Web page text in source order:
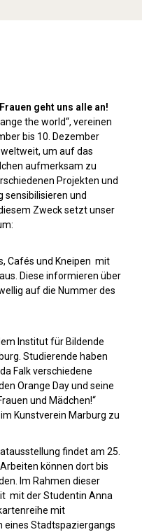
geht uns alle an!
the world“, vereinen
bis 10. Dezember
um auf das
aufmerksam zu
Projekten und
und
Zweck setzt unser
Cafés und Kneipen mit
Diese informieren über
auf die Nummer des
Institut für Bildende
Studierende haben
Falk verschiedene
Orange Day und seine
und Mädchen!“
Kunstverein Marburg zu
findet am 25.
können dort bis
Im Rahmen dieser
mit der Studentin Anna
mit
eines Stadtspaziergangs